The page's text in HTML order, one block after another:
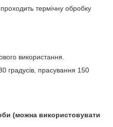
термічну обробку
використання.
градусів, прасування 150
M, L
(можна використовувати